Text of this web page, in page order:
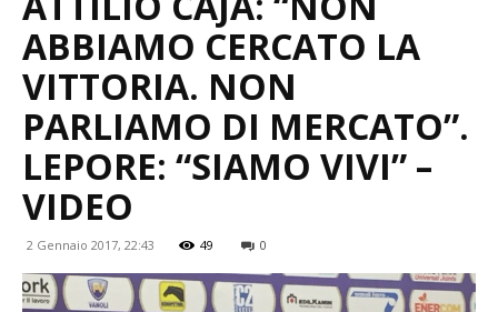
ABBIAMO CERCATO LA
VITTORIA. NON
PARLIAMO DI MERCATO”.
LEPORE: “SIAMO VIVI” –
VIDEO
2 Gennaio 2017, 22:43 49 0